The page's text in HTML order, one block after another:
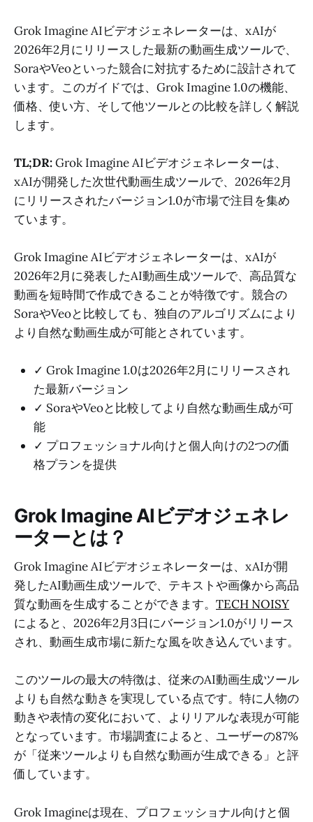
Grok Imagine AIビデオジェネレーターは、xAIが
2026年2月にリリースした最新の動画生成ツールで、
SoraやVeoといった競合に対抗するために設計されて
います。このガイドでは、Grok Imagine 1.0の機能、
価格、使い方、そして他ツールとの比較を詳しく解説
します。
TL;DR:Grok Imagine AIビデオジェネレーターは、
xAIが開発した次世代動画生成ツールで、2026年2月
にリリースされたバージョン1.0が市場で注目を集め
ています。
Grok Imagine AIビデオジェネレーターは、xAIが
2026年2月に発表したAI動画生成ツールで、高品質な
動画を短時間で作成できることが特徴です。競合の
SoraやVeoと比較しても、独自のアルゴリズムにより
より自然な動画生成が可能とされています。
✓ Grok Imagine 1.0は2026年2月にリリースされ
た最新バージョン
✓ SoraやVeoと比較してより自然な動画生成が可
能
✓ プロフェッショナル向けと個人向けの2つの価
格プランを提供
Grok Imagine AIビデオジェネレ
ーターとは？
Grok Imagine AIビデオジェネレーターは、xAIが開
発したAI動画生成ツールで、テキストや画像から高品
質な動画を生成することができます。 TECH NOISY
によると、2026年2月3日にバージョン1.0がリリース
され、動画生成市場に新たな風を吹き込んでいます。
このツールの最大の特徴は、従来のAI動画生成ツール
よりも自然な動きを実現している点です。特に人物の
動きや表情の変化において、よりリアルな表現が可能
となっています。市場調査によると、ユーザーの87%
が「従来ツールよりも自然な動画が生成できる」と評
価しています。
Grok Imagineは現在、プロフェッショナル向けと個